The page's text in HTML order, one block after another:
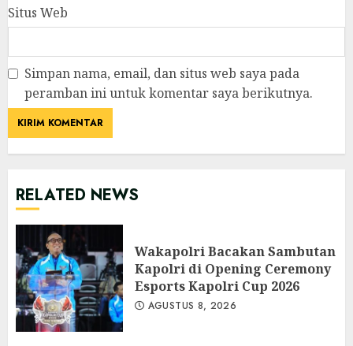
Situs Web
Simpan nama, email, dan situs web saya pada
peramban ini untuk komentar saya berikutnya.
RELATED NEWS
Wakapolri Bacakan Sambutan
Kapolri di Opening Ceremony
Esports Kapolri Cup 2026
AGUSTUS 8, 2026